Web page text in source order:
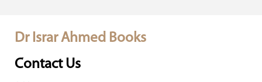
Dr Israr Ahmed Books
Contact Us